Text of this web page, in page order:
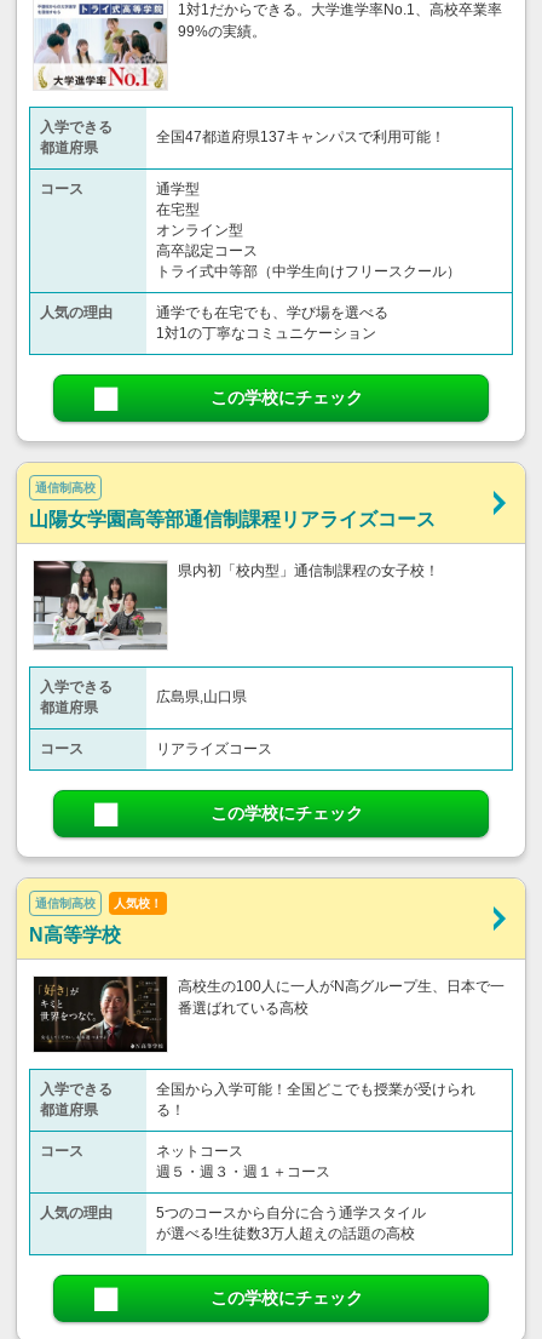
1対1だからできる。大学進学率No.1、高校卒業率
99%の実績。
入学できる
都道府県
全国47都道府県137キャンパスで利用可能！
コース
通学型
在宅型
オンライン型
高卒認定コース
トライ式中等部（中学生向けフリースクール）​
人気の理由
通学でも在宅でも、学び場を選べる
1対1の丁寧なコミュニケーション
この学校にチェック
通信制高校
山陽女学園高等部通信制課程リアライズコース
県内初「校内型」通信制課程の女子校！
入学できる
都道府県
広島県,山口県
コース リアライズコース
この学校にチェック
通信制高校 人気校！
N高等学校
高校生の100人に一人がN高グループ生、日本で一
番選ばれている高校
入学できる
都道府県
全国から入学可能！全国どこでも授業が受けられ
る！
コース
ネットコース
週５・週３・週１＋コース
人気の理由
5つのコースから自分に合う通学スタイル
が選べる!生徒数3万人超えの話題の高校
この学校にチェック